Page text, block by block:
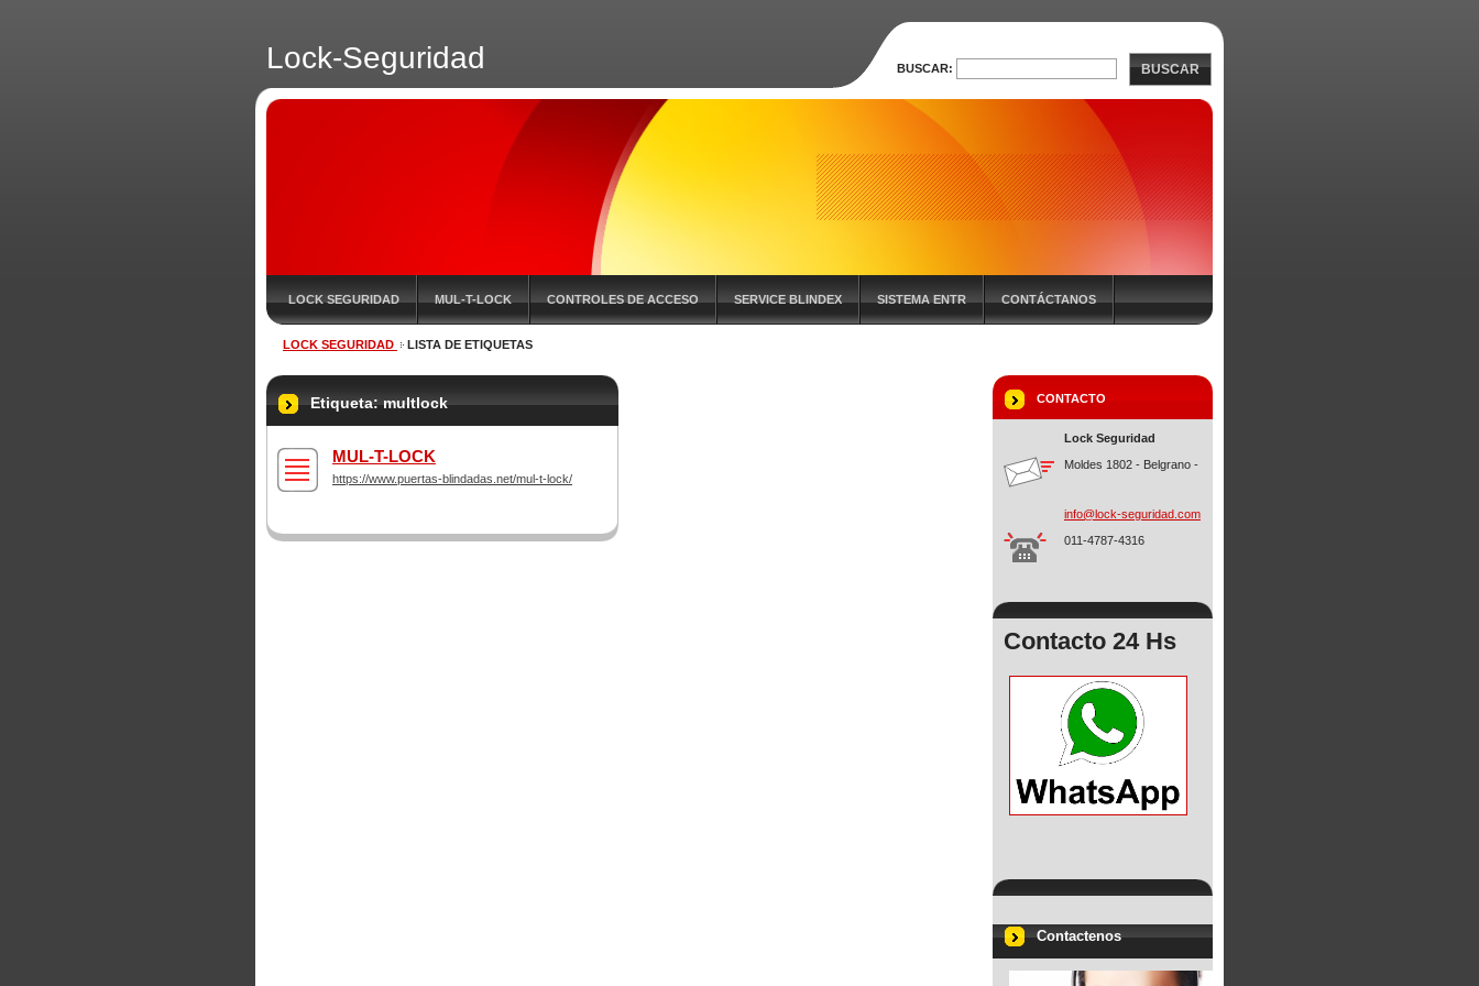
Lock-Seguridad
LOCK SEGURIDAD MUL-T-LOCK CONTROLES DE ACCESO SERVICE BLINDEX SISTEMA ENTR CONTÁCTANOS
LOCK SEGURIDAD LISTA DE ETIQUETAS
Etiqueta: multlock
MUL-T-LOCK
https://www.puertas-blindadas.net/mul-t-lock/
CONTACTO
Lock Seguridad
Moldes 1802 - Belgrano -
info@lock-seguridad.com
011-4787-4316
Contacto 24 Hs
Contactenos
BUSCAR: BUSCAR